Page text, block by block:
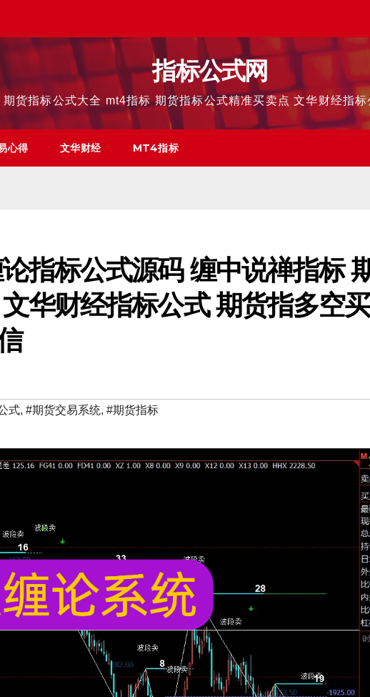
指标公式网
期货指标公式大全 mt4指标 期货指标公式精准买卖点 文华财经指
心得 文华财经 MT4指标
指标公式源码 缠中说禅指标
华财经指标公式 期货指多空买
式, #期货交易系统, #期货指标